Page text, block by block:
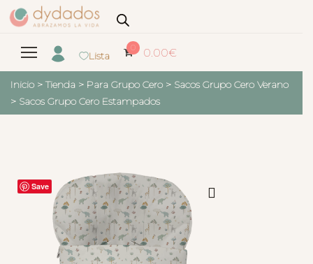
Lista
0 0.00€
Inicio > Tienda > Para Grupo Cero > Sacos Grupo Cero Verano
> Sacos Grupo Cero Estampados
Save